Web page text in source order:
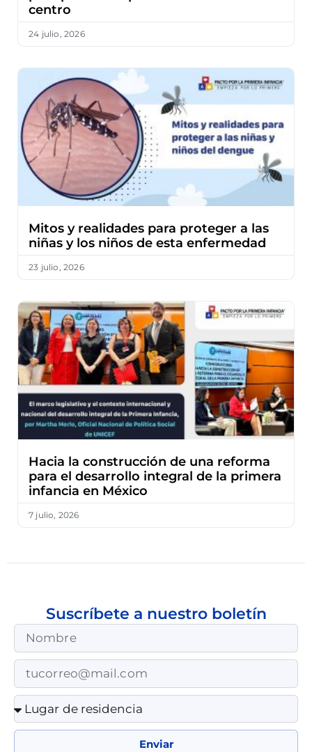
centro
24 julio, 2026
Mitos y realidades para proteger a las
niñas y los niños de esta enfermedad
23 julio, 2026
Hacia la construcción de una reforma
para el desarrollo integral de la primera
infancia en México
7 julio, 2026
Enviar
Suscríbete a nuestro boletín